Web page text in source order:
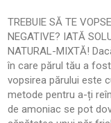
TREBUIE SĂ TE
NEGATIVE? IATĂ
NATURAL-MIXTĂ!
în care părul tău a
vopsirea părului este
metode pentru a-ți
de amoniac se pot